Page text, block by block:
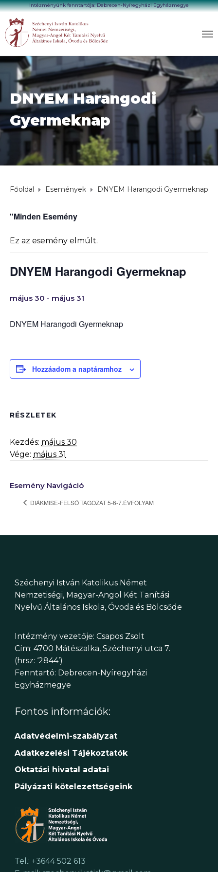
Intézményünk fenntartója: Debrecen-Nyíregyházi Egyházmegye
DNYEM Harangodi
Gyermeknap
Főoldal Események DNYEM Harangodi Gyermeknap
"Minden Esemény
Ez az esemény elmúlt.
DNYEM Harangodi Gyermeknap
május 30 - május 31
DNYEM Harangodi Gyermeknap
Hozzáadom a naptáramhoz
RÉSZLETEK
Kezdés: május 30
Vége: május 31
Esemény Navigáció
DIÁKMISE-FELSŐ TAGOZAT 5-6-7.ÉVFOLYAM
Széchenyi István Katolikus Német
Nemzetiségi, Magyar-Angol Két Tanítási
Nyelvű Általános Iskola, Óvoda és Bölcsőde
Intézmény vezetője: Csapos Zsolt
Cím: 4700 Mátészalka, Széchenyi utca 7.
(hrsz: ‘2844’)
Fenntartó: Debrecen-Nyíregyházi
Egyházmegye
Fontos információk:
Adatvédelmi-szabályzat
Adatkezelési Tájékoztatók
Oktatási hivatal adatai
Pályázati kötelezettségeink
Tel.: +3644 502 613